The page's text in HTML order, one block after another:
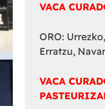
VACA
ORO:
Erratzu,
VACA